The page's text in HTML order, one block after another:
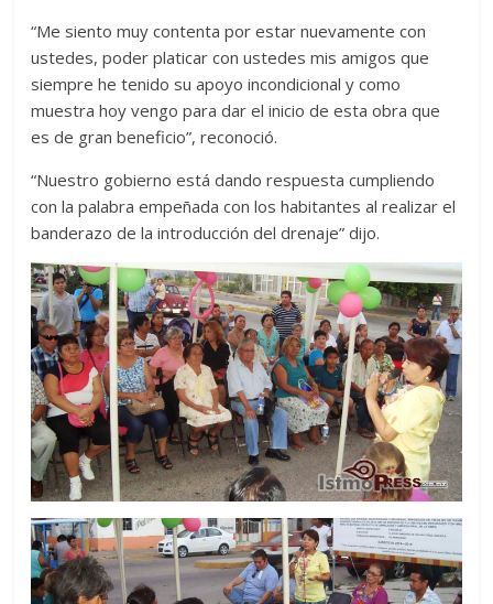
“Me siento muy contenta por estar nuevamente con
ustedes, poder platicar con ustedes mis amigos que
siempre he tenido su apoyo incondicional y como
muestra hoy vengo para dar el inicio de esta obra que
es de gran beneficio”, reconoció.
“Nuestro gobierno está dando respuesta cumpliendo
con la palabra empeñada con los habitantes al realizar el
banderazo de la introducción del drenaje” dijo.